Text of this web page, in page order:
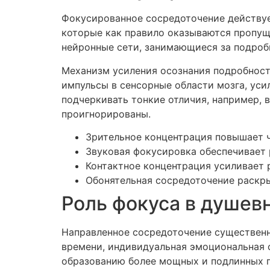
Фокусированное сосредоточение
которые как правило оказываются
нейронные сети, занимающиеся за
Механизм усиления осознания
импульсы в сенсорные области мозга,
подчеркивать тонкие отличия,
проигнорированы.
Зрительное концентрация повышает
Звуковая фокусировка
Контактное концентрация
Обонятельная сосредоточение
Роль фокуса в
Направленное сосредоточение
времени, индивидуальная
образованию более мощных и подлинных